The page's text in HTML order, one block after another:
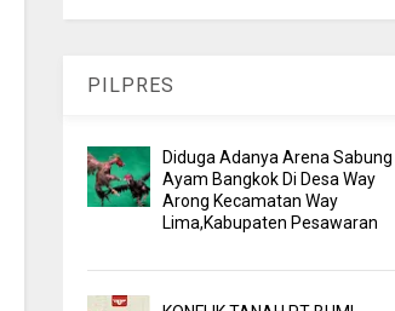
PILPRES
Diduga Adanya Arena Sabung
Ayam Bangkok Di Desa Way
Arong Kecamatan Way
Lima,Kabupaten Pesawaran